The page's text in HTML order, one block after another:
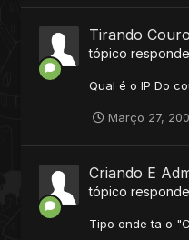
Tirando
tópico
Qual é o IP Do
Março 27,
Criando E
tópico
Tipo onde ta o